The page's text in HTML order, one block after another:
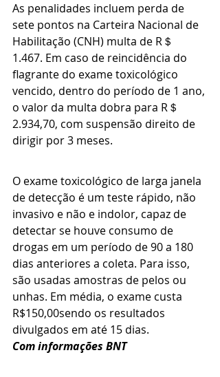
As penalidades incluem perda de
sete pontos na Carteira Nacional de
Habilitação (CNH) multa de R＄
1.467. Em caso de reincidência do
flagrante do exame toxicológico
vencido, dentro do período de 1 ano,
o valor da multa dobra para R＄
2.934,70, com suspensão direito de
dirigir por 3 meses.
O exame toxicológico de larga janela
de detecção é um teste rápido, não
invasivo e não e indolor, capaz de
detectar se houve consumo de
drogas em um período de 90 a 180
dias anteriores a coleta. Para isso,
são usadas amostras de pelos ou
unhas. Em média, o exame custa
R$150,00sendo os resultados
divulgados em até 15 dias.
Com informações BNT